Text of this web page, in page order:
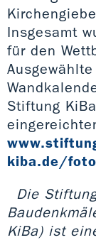
Insgesamt
für den
Stiftung
kiba.de/
Die
KiBa) ist